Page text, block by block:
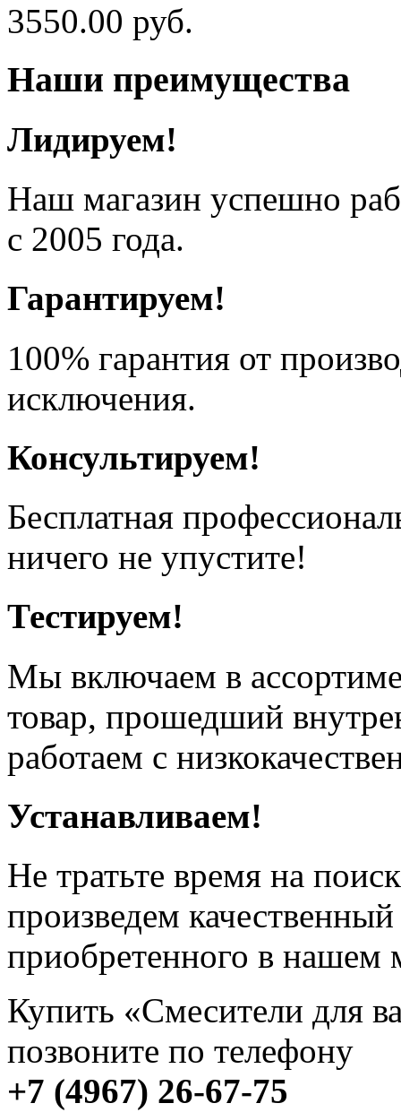
3550.00 руб.
Наши преимущества
Лидируем!
Наш магазин успешно
с 2005 года.
Гарантируем!
100% гарантия от
исключения.
Консультируем!
Бесплатная
ничего не упустите!
Тестируем!
Мы включаем в
товар, прошедший
работаем с
Устанавливаем!
Не тратьте время на
произведем
приобретенного в нашем
Купить «Смесители для
позвоните по телефону
+7 (4967) 26-67-75